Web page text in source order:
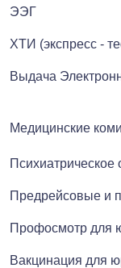
ЭЭГ
ХТИ (экспресс -
Выдача
Медицинские
Психиатрическое
Предрейсовые и
Профосмотр для
Вакцинация для